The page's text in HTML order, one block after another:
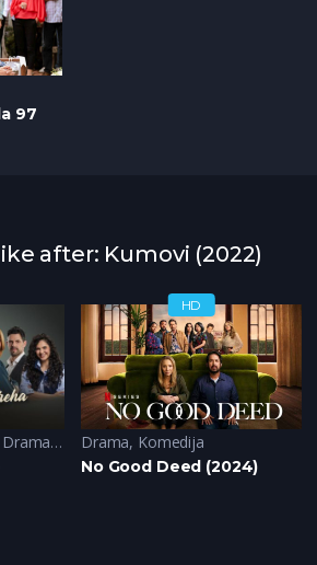
97
after: Kumovi (2022)
Drama,Komedija
HD
Drama, Komedija
No Good Deed (2024)